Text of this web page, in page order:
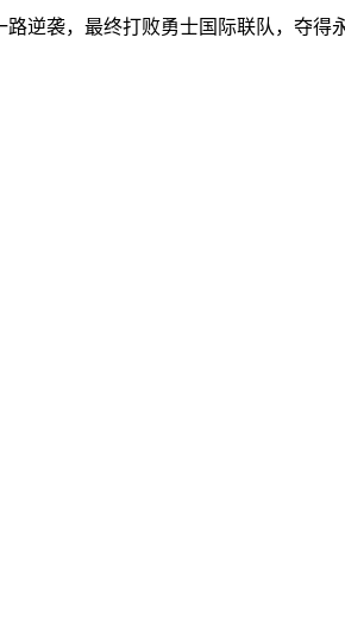
逆袭，最终打败勇士国际联队，夺得